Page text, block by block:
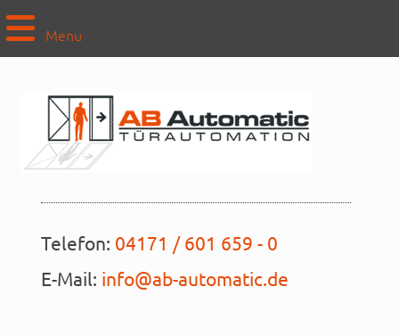
Menu
Telefon: 04171 / 601 659 - 0
E-Mail: info@ab-automatic.de